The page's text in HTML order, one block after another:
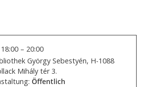
– 20:00
György Sebestyén, H-1088
Mihály tér 3.
Öffentlich